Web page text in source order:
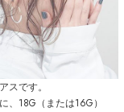
スです。
、18G（または16G）